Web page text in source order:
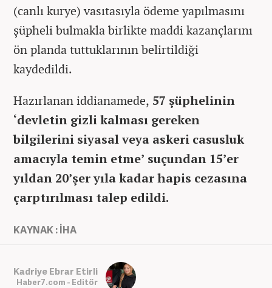
(canlı kurye) vasıtasıyla ödeme yapılmasını
şüpheli bulmakla birlikte maddi kazançlarını
ön planda tuttuklarının belirtildiği
kaydedildi.
Hazırlanan iddianamede, 57 şüphelinin
‘devletin gizli kalması gereken
bilgilerini siyasal veya askeri casusluk
amacıyla temin etme’ suçundan 15’er
yıldan 20’şer yıla kadar hapis cezasına
çarptırılması talep edildi.
KAYNAK : İHA
Kadriye Ebrar Etirli
Haber7.com - Editör